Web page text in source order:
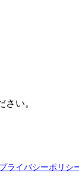
い。
プライバシーポリシ